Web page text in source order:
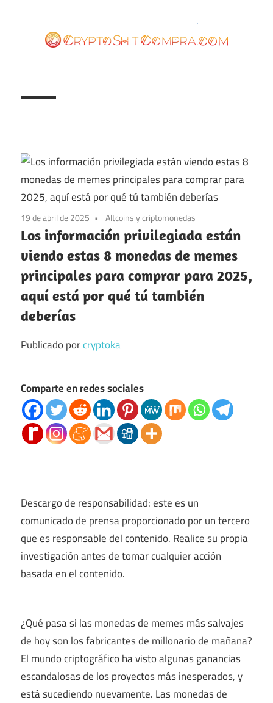
contenido
19 de abril de 2025 Altcoins y criptomonedas
Los información privilegiada están
viendo estas 8 monedas de memes
principales para comprar para 2025,
aquí está por qué tú también
deberías
Publicado porcryptoka
Comparte en redes sociales
Descargo de responsabilidad: este es un
comunicado de prensa proporcionado por un tercero
que es responsable del contenido. Realice su propia
investigación antes de tomar cualquier acción
basada en el contenido.
¿Qué pasa si las monedas de memes más salvajes
de hoy son los fabricantes de millonario de mañana?
El mundo criptográfico ha visto algunas ganancias
escandalosas de los proyectos más inesperados, y
está sucediendo nuevamente. Las monedas de